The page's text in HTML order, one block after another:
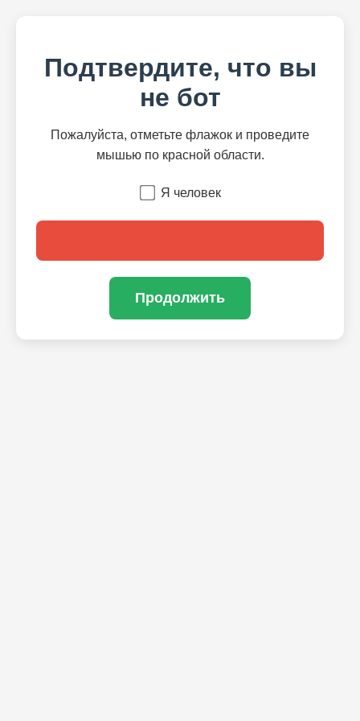
Подтвердите, что вы
не бот
Пожалуйста, отметьте флажок и проведите
мышью по красной области.
Я человек
Продолжить